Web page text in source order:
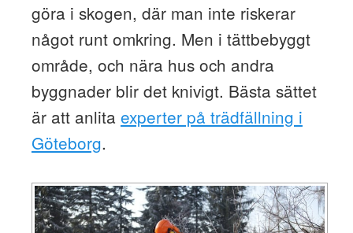
göra i skogen, där man inte riskerar
något runt omkring. Men i tättbebyggt
område, och nära hus och andra
byggnader blir det knivigt. Bästa sättet
är att anlita experter på trädfällning i
Göteborg.